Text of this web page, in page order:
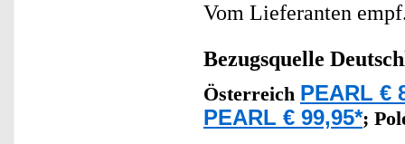
Vom Lieferanten
Bezugsquelle
Österreich PEARL €
PEARL € 99,95*;